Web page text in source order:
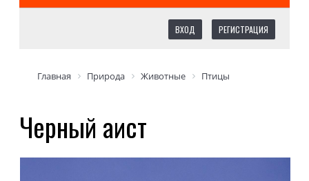
ВХОД РЕГИСТРАЦИЯ
Главная Природа Животные Птицы
Черный аист